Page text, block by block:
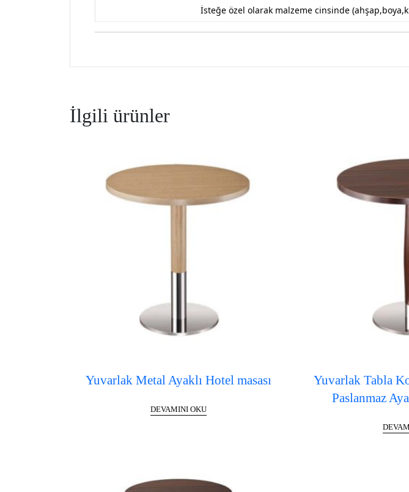
İsteğe özel olarak malzeme cinsinde
İlgili ürünler
Yuvarlak Metal Ayaklı Hotel masası
DEVAMINI OKU
Yuvarlak Tabla
Paslanmaz